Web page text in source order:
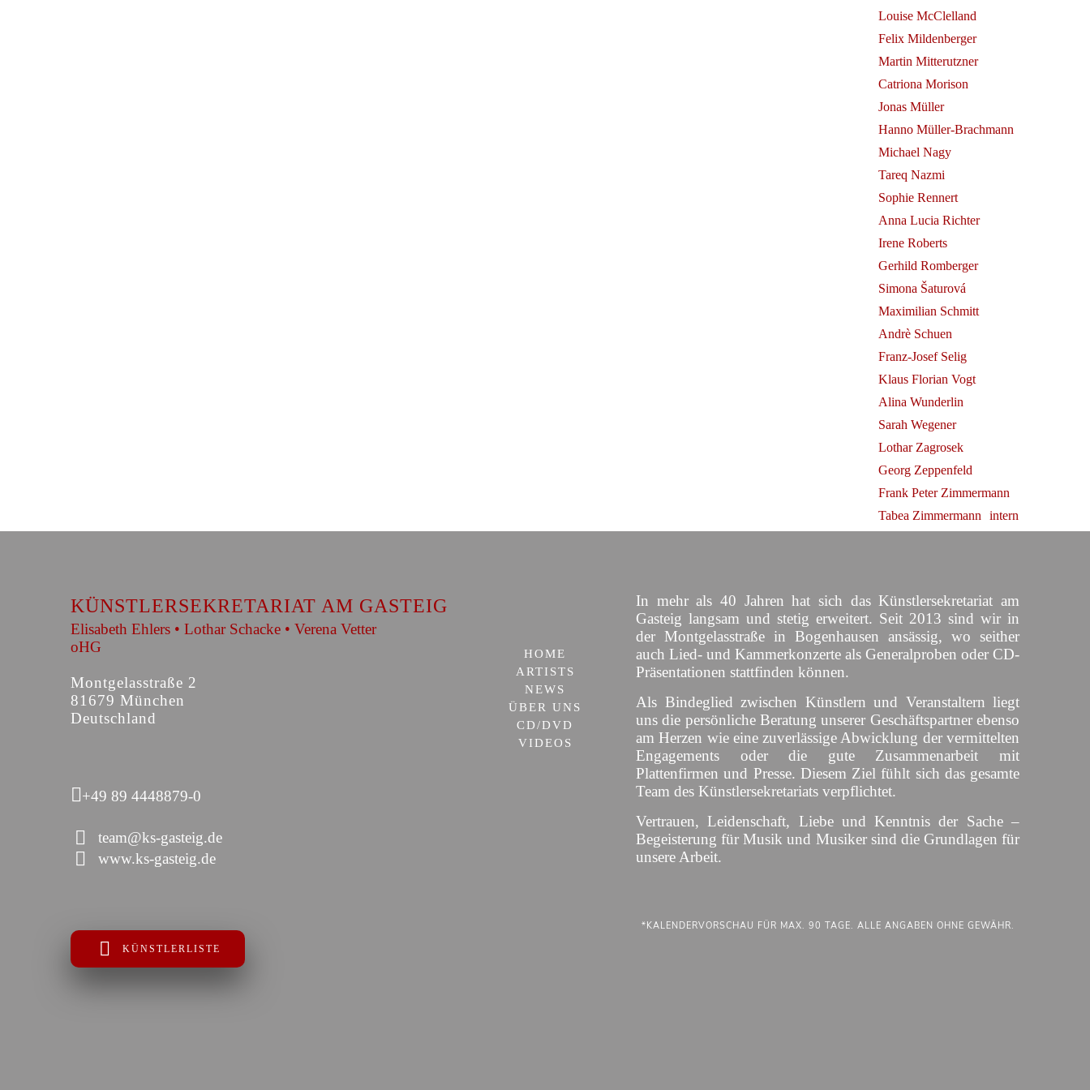
Louise McClelland
Felix Mildenberger
Martin Mitterutzner
Catriona Morison
Jonas Müller
Hanno Müller-Brachmann
Michael Nagy
Tareq Nazmi
Sophie Rennert
Anna Lucia Richter
Irene Roberts
Gerhild Romberger
Simona Šaturová
Maximilian Schmitt
Andrè Schuen
Franz-Josef Selig
Klaus Florian Vogt
Alina Wunderlin
Sarah Wegener
Lothar Zagrosek
Georg Zeppenfeld
Frank Peter Zimmermann
Tabea Zimmermann
intern
KÜNSTLERSEKRETARIAT AM GASTEIG
Elisabeth Ehlers • Lothar Schacke • Verena Vetter
oHG
Montgelasstraße 2
81679 München
Deutschland
+49 89 4448879-0
team@ks-gasteig.de
www.ks-gasteig.de
KÜNSTLERLISTE
HOME
ARTISTS
NEWS
ÜBER UNS
CD/DVD
VIDEOS
In mehr als 40 Jahren hat sich das Künstlersekretariat am
Gasteig langsam und stetig erweitert. Seit 2013 sind wir in
der Montgelasstraße in Bogenhausen ansässig, wo seither
auch Lied- und Kammerkonzerte als Generalproben oder CD-
Präsentationen stattfinden können.
Als Bindeglied zwischen Künstlern und Veranstaltern liegt
uns die persönliche Beratung unserer Geschäftspartner ebenso
am Herzen wie eine zuverlässige Abwicklung der vermittelten
Engagements oder die gute Zusammenarbeit mit
Plattenfirmen und Presse. Diesem Ziel fühlt sich das gesamte
Team des Künstlersekretariats verpflichtet.
Vertrauen, Leidenschaft, Liebe und Kenntnis der Sache –
Begeisterung für Musik und Musiker sind die Grundlagen für
unsere Arbeit.
*KALENDERVORSCHAU FÜR MAX. 90 TAGE. ALLE ANGABEN OHNE GEWÄHR.